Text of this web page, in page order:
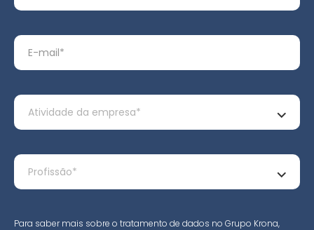
Para saber mais sobre o tratamento de dados no Grupo Krona,